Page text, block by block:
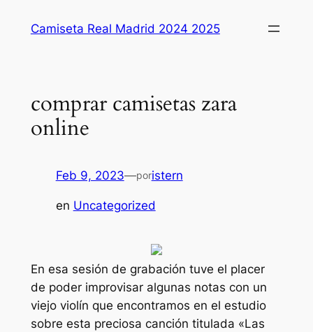
Camiseta Real Madrid 2024 2025
comprar camisetas zara
online
Feb 9, 2023—poristern
en Uncategorized
En esa sesión de grabación tuve el placer
de poder improvisar algunas notas con un
viejo violín que encontramos en el estudio
sobre esta preciosa canción titulada «Las